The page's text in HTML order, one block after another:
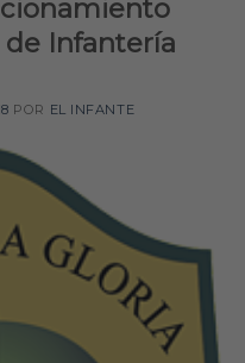
Infantería
POR EL INFANTE